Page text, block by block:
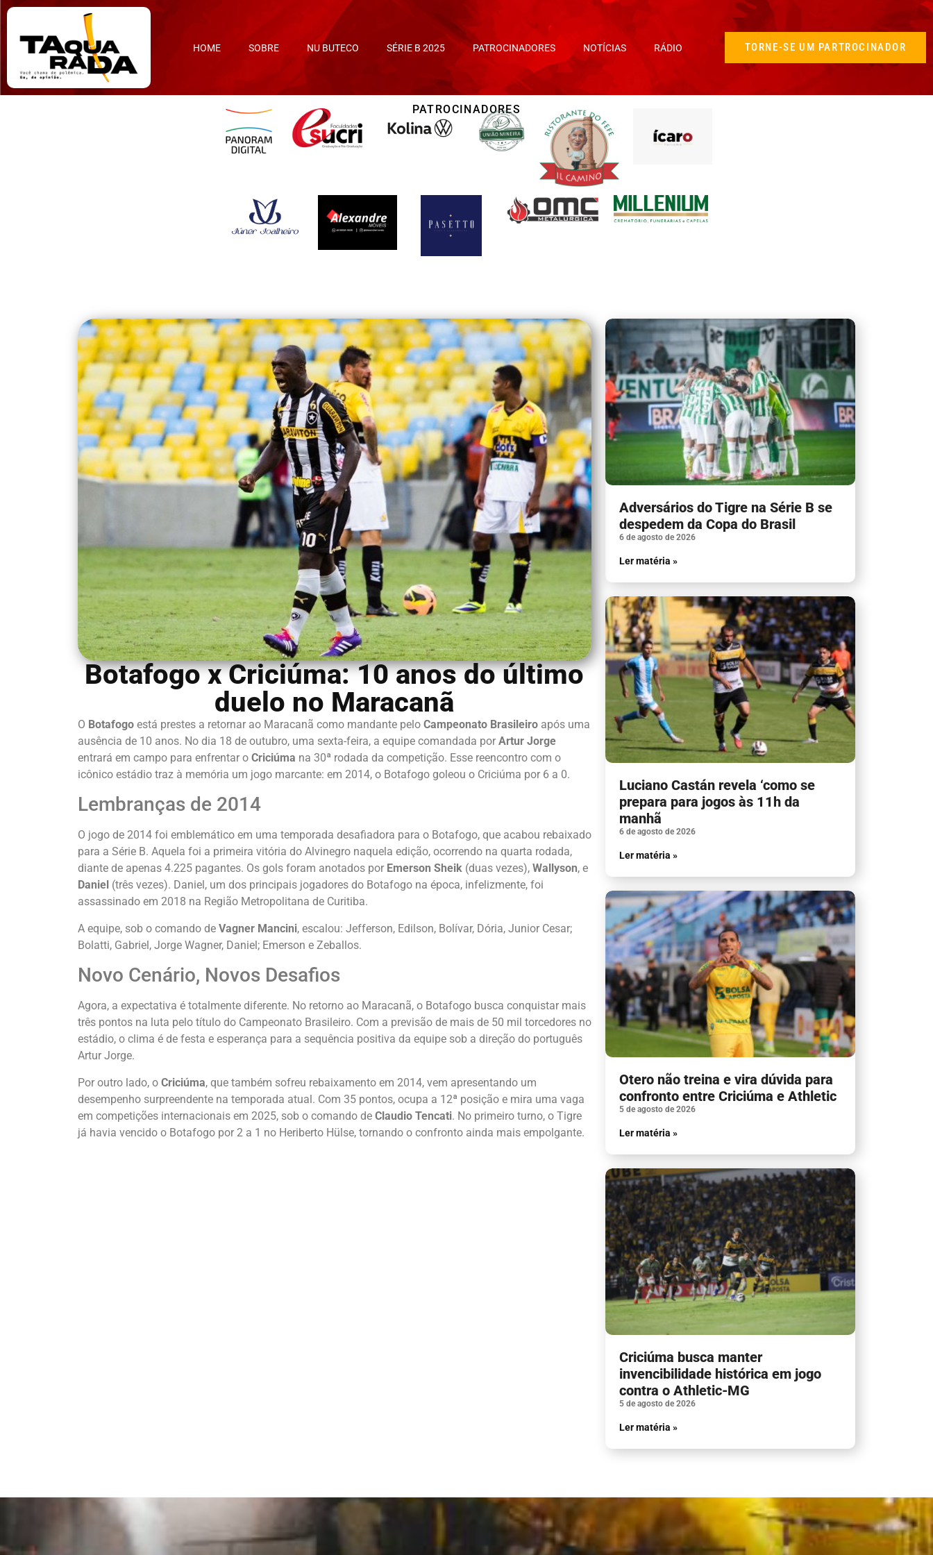
HOME SOBRE NU BUTECO SÉRIE B 2025 PATROCINADORES NOTÍCIAS RÁDIO TORNE-SE UM PARTROCINADOR
PATROCINADORES
Botafogo x Criciúma: 10 anos do último
duelo no Maracanã
O Botafogo está prestes a retornar ao Maracanã como mandante pelo Campeonato Brasileiro após uma
ausência de 10 anos. No dia 18 de outubro, uma sexta-feira, a equipe comandada por Artur Jorge
entrará em campo para enfrentar o Criciúma na 30ª rodada da competição. Esse reencontro com o
icônico estádio traz à memória um jogo marcante: em 2014, o Botafogo goleou o Criciúma por 6 a 0.
Lembranças de 2014
O jogo de 2014 foi emblemático em uma temporada desafiadora para o Botafogo, que acabou rebaixado
para a Série B. Aquela foi a primeira vitória do Alvinegro naquela edição, ocorrendo na quarta rodada,
diante de apenas 4.225 pagantes. Os gols foram anotados por Emerson Sheik (duas vezes), Wallyson, e
Daniel (três vezes). Daniel, um dos principais jogadores do Botafogo na época, infelizmente, foi
assassinado em 2018 na Região Metropolitana de Curitiba.
A equipe, sob o comando de Vagner Mancini, escalou: Jefferson, Edilson, Bolívar, Dória, Junior Cesar;
Bolatti, Gabriel, Jorge Wagner, Daniel; Emerson e Zeballos.
Novo Cenário, Novos Desafios
Agora, a expectativa é totalmente diferente. No retorno ao Maracanã, o Botafogo busca conquistar mais
três pontos na luta pelo título do Campeonato Brasileiro. Com a previsão de mais de 50 mil torcedores no
estádio, o clima é de festa e esperança para a sequência positiva da equipe sob a direção do português
Artur Jorge.
Por outro lado, o Criciúma, que também sofreu rebaixamento em 2014, vem apresentando um
desempenho surpreendente na temporada atual. Com 35 pontos, ocupa a 12ª posição e mira uma vaga
em competições internacionais em 2025, sob o comando de Claudio Tencati. No primeiro turno, o Tigre
já havia vencido o Botafogo por 2 a 1 no Heriberto Hülse, tornando o confronto ainda mais empolgante.
Adversários do Tigre na Série B se
despedem da Copa do Brasil
6 de agosto de 2026
Ler matéria »
Luciano Castán revela ‘como se
prepara para jogos às 11h da
manhã
6 de agosto de 2026
Ler matéria »
Otero não treina e vira dúvida para
confronto entre Criciúma e Athletic
5 de agosto de 2026
Ler matéria »
Criciúma busca manter
invencibilidade histórica em jogo
contra o Athletic-MG
5 de agosto de 2026
Ler matéria »